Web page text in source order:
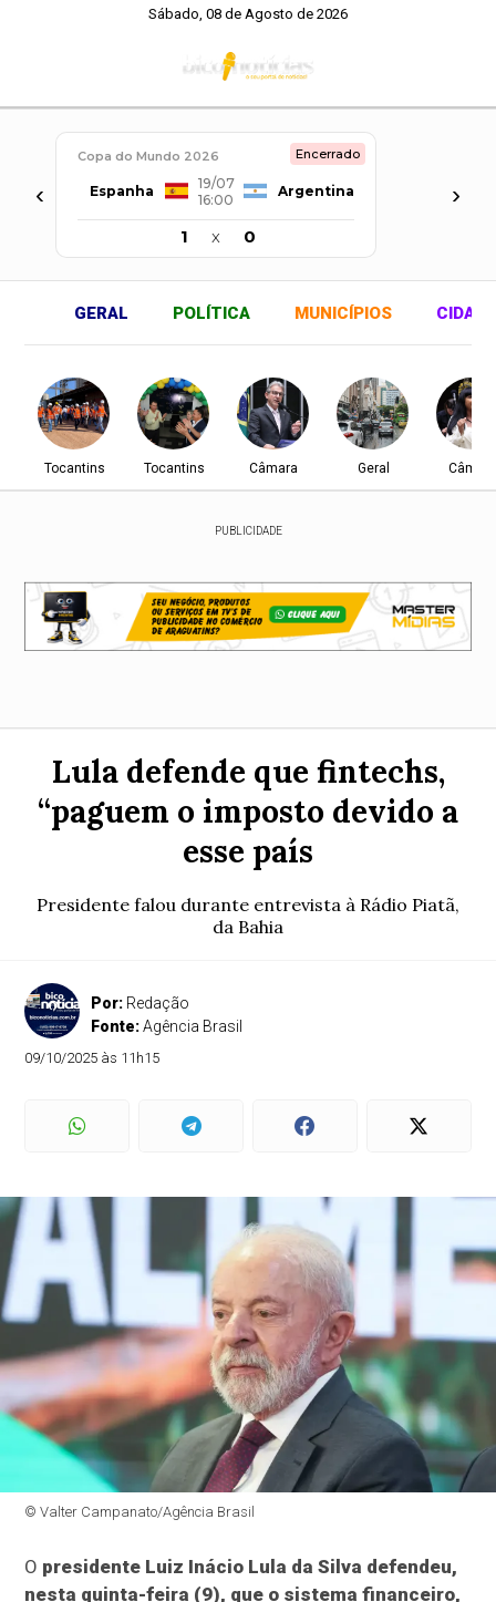
Sábado, 08 de Agosto de 2026
‹
Copa do Mundo 2026 Encerrado
Espanha
19/07
16:00
Argentina
1 x 0
›
GERAL POLÍTICA MUNICÍPIOS
Tocantins Tocantins Câmara Geral
PUBLICIDADE
Lula defende que fintechs,
“paguem o imposto devido a
esse país
Presidente falou durante entrevista à Rádio Piatã,
da Bahia
Por: Redação
Fonte:Agência Brasil
09/10/2025 às 11h15
© Valter Campanato/Agência Brasil
O presidente Luiz Inácio Lula da Silva defendeu,
nesta quinta-feira (9), que o sistema financeiro,